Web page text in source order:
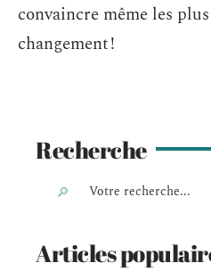
convaincre même les
changement !
Recherche
Articles